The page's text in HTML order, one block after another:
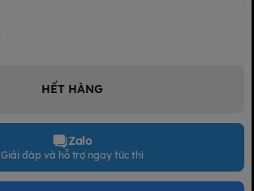
HẾT HÀNG
Zalo
Giải đáp và hỗ trợ ngay tức thì